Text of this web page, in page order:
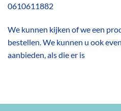
0610611882
We kunnen kijken of we een
bestellen. We kunnen u ook
aanbieden, als die er is